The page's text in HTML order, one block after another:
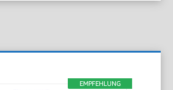
EMPFEHLUNG